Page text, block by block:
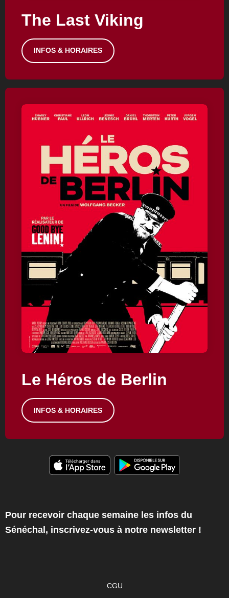
The Last Viking
INFOS & HORAIRES
Le Héros de Berlin
INFOS & HORAIRES
Pour recevoir chaque semaine les infos du
Sénéchal, inscrivez-vous à notre newsletter !
CGU